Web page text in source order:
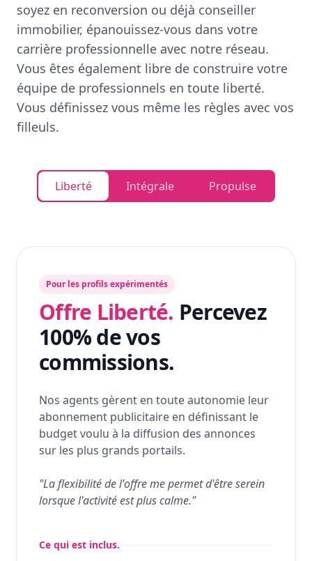
soyez en reconversion ou déjà conseiller
immobilier, épanouissez-vous dans votre
carrière professionnelle avec notre réseau.
Vous êtes également libre de construire votre
équipe de professionnels en toute liberté.
Vous définissez vous même les règles avec vos
filleuls.
Liberté Intégrale Propulse
Pour les profils expérimentés
Offre Liberté. Percevez
100% de vos
commissions.
Nos agents gèrent en toute autonomie leur
abonnement publicitaire en définissant le
budget voulu à la diffusion des annonces
sur les plus grands portails.
"La flexibilité de l'offre me permet d'être serein
lorsque l'activité est plus calme."
Ce qui est inclus.